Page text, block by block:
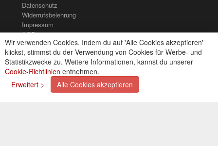
Wir verwenden Cookies. Indem du auf 'Alle Cookies akzeptieren'
klickst, stimmst du der Verwendung von Cookies für Werbe- und
Statistikzwecke zu. Weitere Informationen, kannst du unserer
Cookie-Richtlinien entnehmen.
Erweitert >
Alle Cookies akzeptieren
Datenschutz
Widerrufsbelehrung
Impressum
AGB
Kontakt
Cookies einstellungen
Zahlungsarten